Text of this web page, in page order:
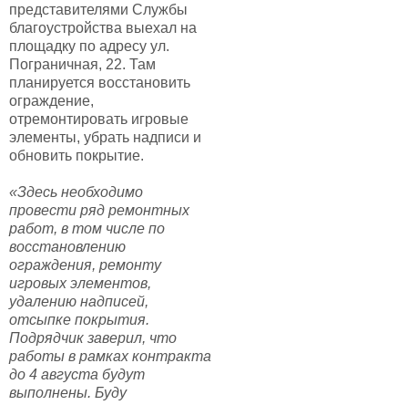
представителями Службы
благоустройства выехал на
площадку по адресу ул.
Пограничная, 22. Там
планируется восстановить
ограждение,
отремонтировать игровые
элементы, убрать надписи и
обновить покрытие.
«Здесь необходимо
провести ряд ремонтных
работ, в том числе по
восстановлению
ограждения, ремонту
игровых элементов,
удалению надписей,
отсыпке покрытия.
Подрядчик заверил, что
работы в рамках контракта
до 4 августа будут
выполнены. Буду